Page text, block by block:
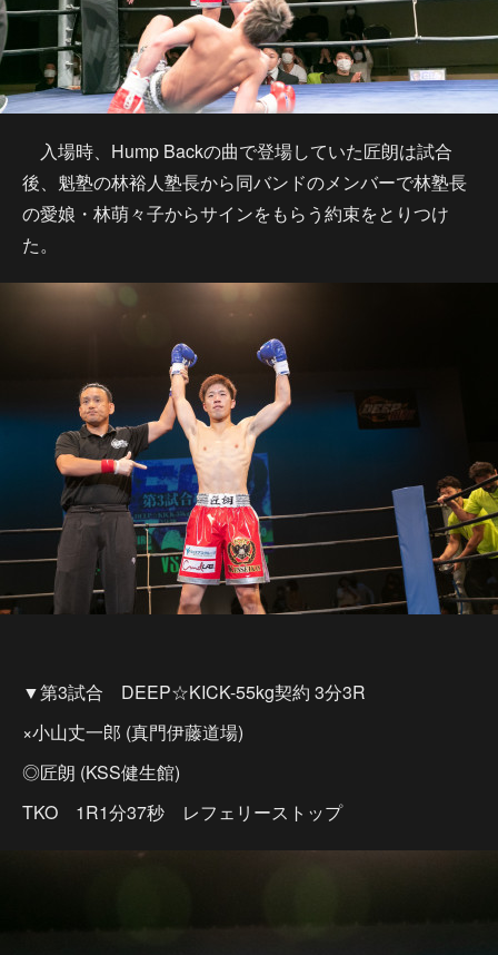
入場時、Hump Backの曲で登場していた匠朗は試合
後、魁塾の林裕人塾長から同バンドのメンバーで林塾長
の愛娘・林萌々子からサインをもらう約束をとりつけ
た。
▼第3試合 DEEP☆KICK-55kg契約 3分3R
×小山丈一郎 (真門伊藤道場)
◎匠朗 (KSS健生館)
TKO 1R1分37秒 レフェリーストップ